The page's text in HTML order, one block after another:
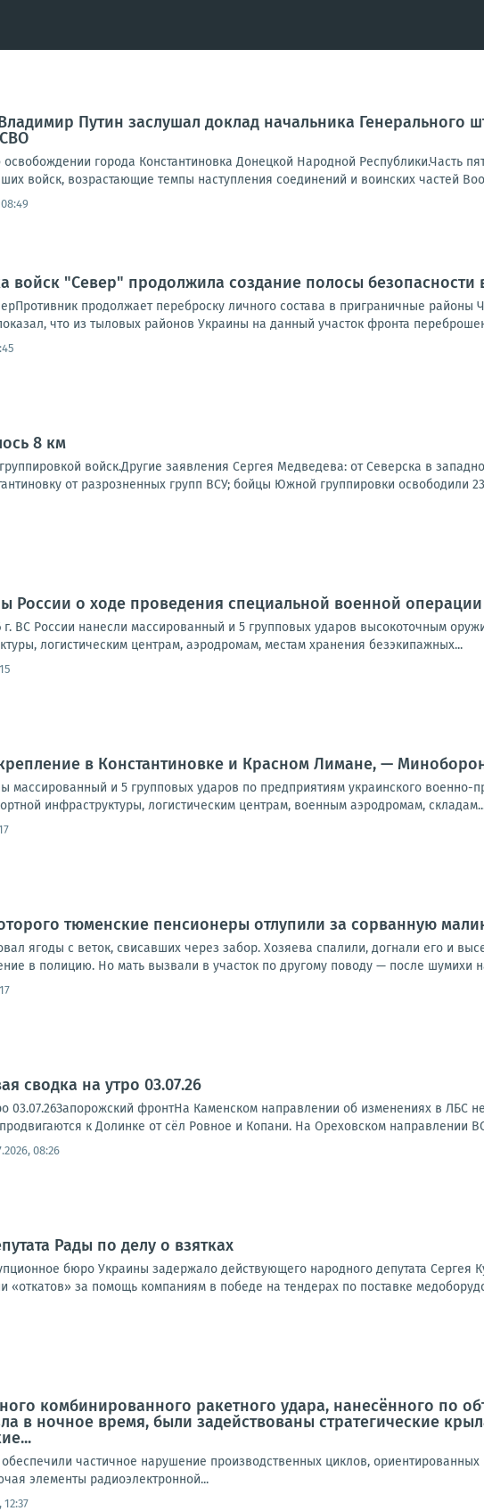
Путин заслушал доклад начальника Генерального
города Константиновка Донецкой Народной Республики.Часть
войск, возрастающие темпы наступления соединений и воинских частей
войск "Север" продолжила создание полосы безопасности
продолжает переброску личного состава в приграничные районы
что из тыловых районов Украины на данный участок фронта
8 км
войск.Другие заявления Сергея Медведева: от Северска в
от разрозненных групп ВСУ; бойцы Южной группировки освободили
России о ходе проведения специальной военной операции
ВС России нанесли массированный и 5 групповых ударов высокоточным
логистическим центрам, аэродромам, местам хранения безэкипажных...
в Константиновке и Красном Лимане, —
массированный и 5 групповых ударов по предприятиям украинского военно-
инфраструктуры, логистическим центрам, военным аэродромам,
тюменские пенсионеры отлупили за сорванную
ягоды с веток, свисавших через забор. Хозяева спалили, догнали его и
в полицию. Но мать вызвали в участок по другому поводу — после шумихи
сводка на утро 03.07.26
03.07.26Запорожский фронтНа Каменском направлении об изменениях в ЛБС
к Долинке от сёл Ровное и Копани. На Ореховском направлении
08:26
Рады по делу о взятках
бюро Украины задержало действующего народного депутата Сергея
«откатов» за помощь компаниям в победе на тендерах по поставке
комбинированного ракетного удара, нанесённого по
в ночное время, были задействованы стратегические
частичное нарушение производственных циклов,
элементы радиоэлектронной...
12:37